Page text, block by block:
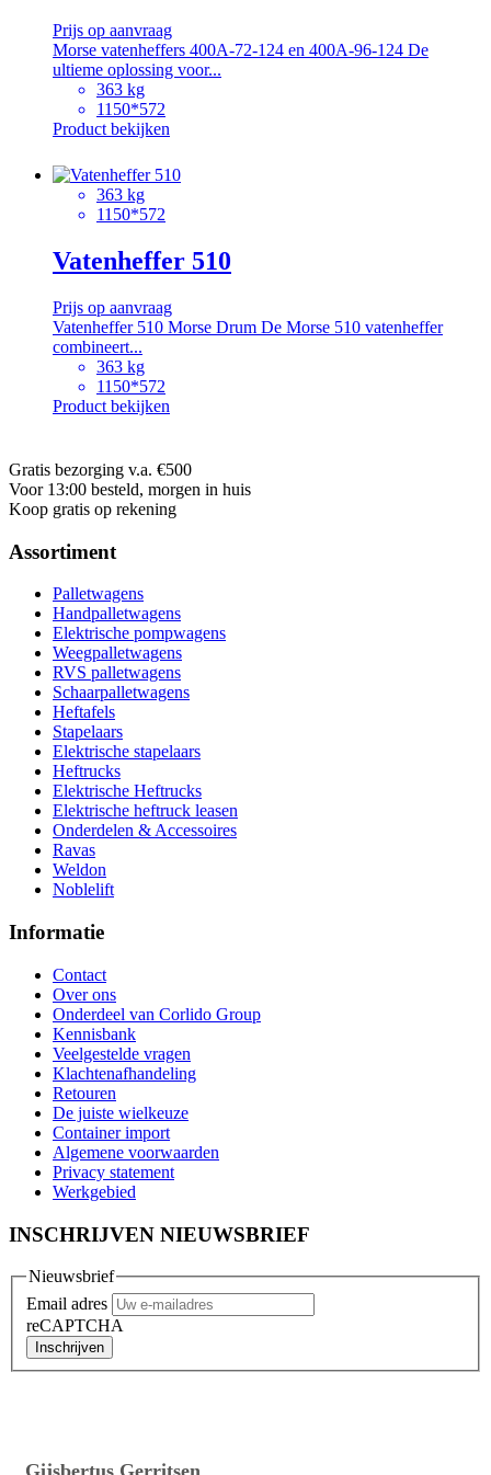
Prijs op aanvraag
Morse vatenheffers 400A-72-124 en 400A-96-124 De
ultieme oplossing voor...
363 kg
1150*572
Product bekijken
363 kg
1150*572
Vatenheffer 510
Prijs op aanvraag
Vatenheffer 510 Morse Drum De Morse 510 vatenheffer
combineert...
363 kg
1150*572
Product bekijken
Gratis bezorging v.a. €500
Voor 13:00 besteld, morgen in huis
Koop gratis op rekening
Assortiment
Palletwagens
Handpalletwagens
Elektrische pompwagens
Weegpalletwagens
RVS palletwagens
Schaarpalletwagens
Heftafels
Stapelaars
Elektrische stapelaars
Heftrucks
Elektrische Heftrucks
Elektrische heftruck leasen
Onderdelen & Accessoires
Ravas
Weldon
Noblelift
Informatie
Contact
Over ons
Onderdeel van Corlido Group
Kennisbank
Veelgestelde vragen
Klachtenafhandeling
Retouren
De juiste wielkeuze
Container import
Algemene voorwaarden
Privacy statement
Werkgebied
INSCHRIJVEN NIEUWSBRIEF
Nieuwsbrief
Email adres
reCAPTCHA
Inschrijven
Gijsbertus Gerritsen